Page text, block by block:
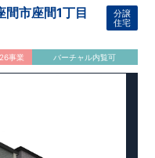
ングガーデンのこだ
宅性能評価ダブ ル 取
・
性能評価‥‥評価を受けた
でに計4回チェックが行わ
、最良のプランをご提供
抑える事で、コストダウ
間市座間1丁目
分譲
住宅
事業 バーチャル内覧可